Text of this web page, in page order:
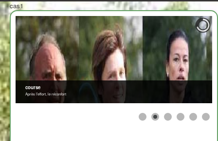
cas1
course
Après l'effort, le réconfort